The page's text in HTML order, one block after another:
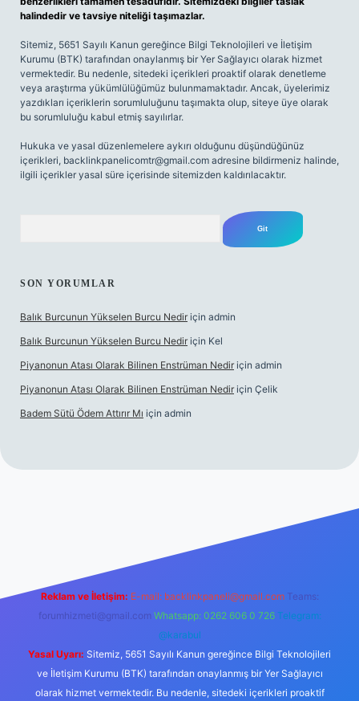
halindedir ve tavsiye niteliği taşımazlar.
Sitemiz, 5651 Sayılı Kanun gereğince Bilgi Teknolojileri ve İletişim
Kurumu (BTK) tarafından onaylanmış bir Yer Sağlayıcı olarak hizmet
vermektedir. Bu nedenle, sitedeki içerikleri proaktif olarak denetleme
veya araştırma yükümlülüğümüz bulunmamaktadır. Ancak, üyelerimiz
yazdıkları içeriklerin sorumluluğunu taşımakta olup, siteye üye olarak
bu sorumluluğu kabul etmiş sayılırlar.
Hukuka ve yasal düzenlemelere aykırı olduğunu düşündüğünüz
içerikleri, backlinkpanelicomtr@gmail.com adresine bildirmeniz halinde,
ilgili içerikler yasal süre içerisinde sitemizden kaldırılacaktır.
SON YORUMLAR
Balık Burcunun Yükselen Burcu Nedir için admin
Balık Burcunun Yükselen Burcu Nedir için Kel
Piyanonun Atası Olarak Bilinen Enstrüman Nedir için admin
Piyanonun Atası Olarak Bilinen Enstrüman Nedir için Çelik
Badem Sütü Ödem Attırır Mı için admin
Reklam ve İletişim: E-mail: backlinkpaneli@gmail.com Teams:
forumhizmeti@gmail.com Whatsapp: 0262 606 0 726 Telegram:
@karabul
Yasal Uyarı: Sitemiz, 5651 Sayılı Kanun gereğince Bilgi Teknolojileri
ve İletişim Kurumu (BTK) tarafından onaylanmış bir Yer Sağlayıcı
olarak hizmet vermektedir. Bu nedenle, sitedeki içerikleri proaktif